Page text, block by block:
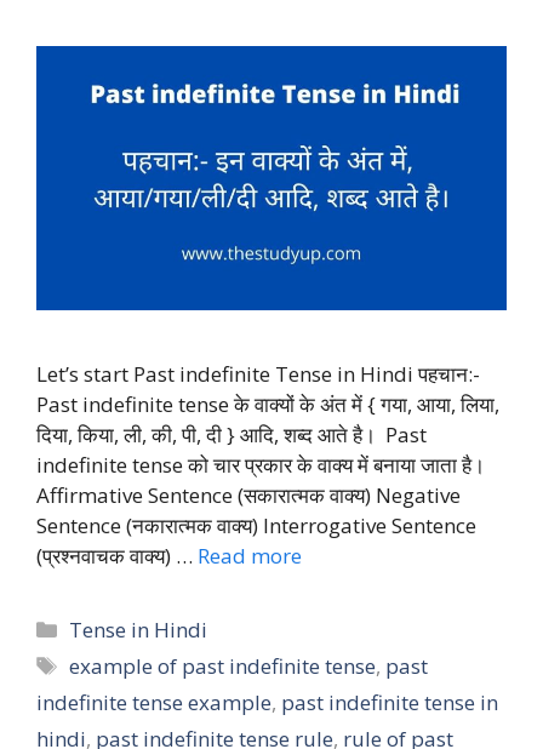
Let’s start Past indefinite Tense in Hindi पहचान:-
Past indefinite tense के वाक्यों के अंत में { गया, आया, लिया,
दिया, किया, ली, की, पी, दी } आदि, शब्द आते है। Past
indefinite tense को चार प्रकार के वाक्य में बनाया जाता है।
Affirmative Sentence (सकारात्मक वाक्य) Negative
Sentence (नकारात्मक वाक्य) Interrogative Sentence
(प्रश्नवाचक वाक्य) … Read more
Categories
Tense in Hindi
Tags
example of past indefinite tense, past
indefinite tense example, past indefinite tense in
hindi, past indefinite tense rule, rule of past